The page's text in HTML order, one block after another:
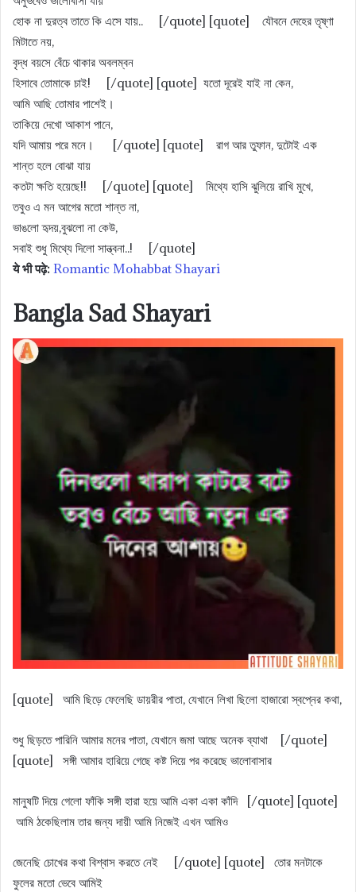
হোক না দুরত্ব তাতে কি এসে যায়.. [/quote] [quote] যৌবনে দেহের তৃষ্ণা
মিটাতে নয়,
বৃদ্ধ বয়সে বেঁচে থাকার অবলম্বন
হিসাবে তোমাকে চাই! [/quote] [quote] যতো দূরেই যাই না কেন,
আমি আছি তোমার পাশেই।
তাকিয়ে দেখো আকাশ পানে,
যদি আমায় পরে মনে। [/quote] [quote] রাগ আর তুফান, দুটোই এক
শান্ত হলে বোঝা যায়
কতটা ক্ষতি হয়েছে!! [/quote] [quote] মিথ্যে হাসি ঝুলিয়ে রাখি মুখে,
তবুও এ মন আগের মতাে শান্ত না,
ভাঙলাে হৃদয়,বুঝলাে না কেউ,
সবাই শুধু মিথ্যে দিলাে সান্ত্বনা..! [/quote]
ये भी पढ़े: Romantic Mohabbat Shayari
Bangla Sad Shayari
[quote] আমি ছিড়ে ফেলেছি ডায়রীর পাতা, যেখানে লিখা ছিলো হাজারো স্বপ্নের কথা,
শুধু ছিড়তে পারিনি আমার মনের পাতা, যেখানে জমা আছে অনেক ব্যাথা [/quote]
[quote] সঙ্গী আমার হারিয়ে গেছে কষ্ট দিয়ে পর করেছে ভালোবাসার
মানুষটি দিয়ে গেলো ফাঁকি সঙ্গী হারা হয়ে আমি একা একা কাঁদি [/quote] [quote]
আমি ঠকেছিলাম তার জন্য দায়ী আমি নিজেই এখন আমিও
জেনেছি চোখের কথা বিশ্বাস করতে নেই [/quote] [quote] তোর মনটাকে
ফুলের মতো ভেবে আমিই